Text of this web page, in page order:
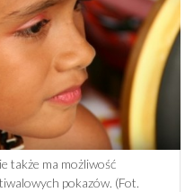
także ma możliwość
pokazów. (Fot.